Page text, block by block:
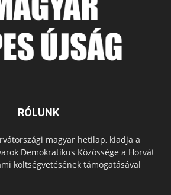
RÓLUNK
magyar hetilap, kiadja a
Demokratikus Közössége a Horvát
költségvetésének támogatásával